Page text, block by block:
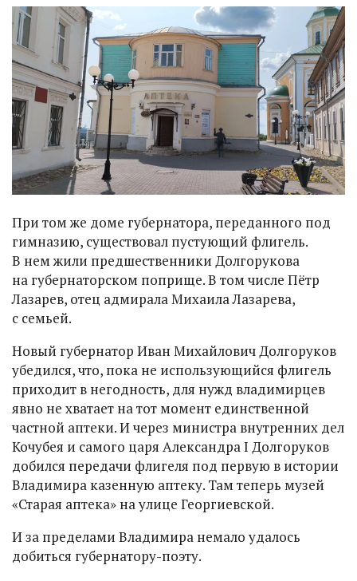
При том же доме губернатора, переданного под
гимназию, существовал пустующий флигель.
В нем жили предшественники Долгорукова
на губернаторском поприще. В том числе Пётр
Лазарев, отец адмирала Михаила Лазарева,
с семьей.
Новый губернатор Иван Михайлович Долгоруков
убедился, что, пока не использующийся флигель
приходит в негодность, для нужд владимирцев
явно не хватает на тот момент единственной
частной аптеки. И через министра внутренних дел
Кочубея и самого царя Александра I Долгоруков
добился передачи флигеля под первую в истории
Владимира казенную аптеку. Там теперь музей
«Старая аптека» на улице Георгиевской.
И за пределами Владимира немало удалось
добиться губернатору-поэту.